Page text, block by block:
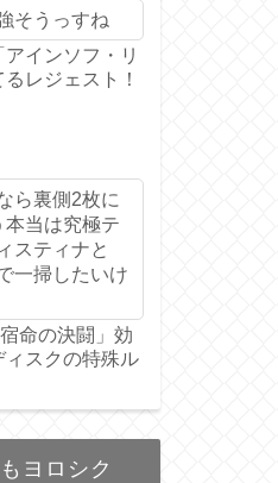
そうっすね
アインソフ・リ
レジェスト！
ら裏側2枚に
当は究極テ
スティナと
一掃したいけ
命の決闘」効
スクの特殊ル
ヨロシク